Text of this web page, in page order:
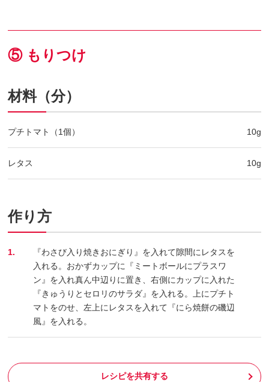
⑤ もりつけ
材料（分）
プチトマト（1個） 10g
レタス 10g
作り方
1.
『わさび入り焼きおにぎり』を入れて隙間にレタスを
入れる。おかずカップに『ミートボールにプラスワ
ン』を入れ真ん中辺りに置き、右側にカップに入れた
『きゅうりとセロリのサラダ』を入れる。上にプチト
マトをのせ、左上にレタスを入れて『にら焼餅の磯辺
風』を入れる。
レシピを共有する